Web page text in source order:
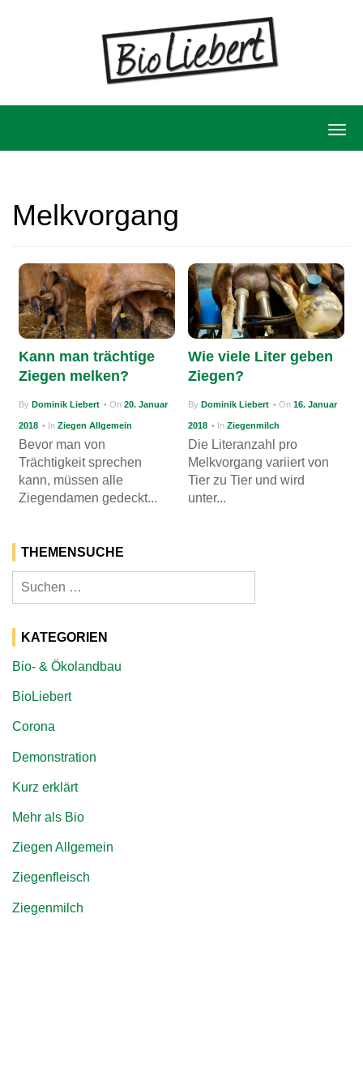
to
content
T
e
n
a
v
a
Melkvorgang
Kann man trächtige
Ziegen melken?
ByDominik Liebert • On20. Januar
2018 • InZiegen Allgemein
Bevor man von
Trächtigkeit sprechen
kann, müssen alle
Ziegendamen gedeckt...
Wie viele Liter geben
Ziegen?
ByDominik Liebert • On16. Januar
2018 • InZiegenmilch
Die Literanzahl pro
Melkvorgang variiert von
Tier zu Tier und wird
unter...
THEMENSUCHE
Suchen
nach:
KATEGORIEN
Bio- & Ökolandbau
BioLiebert
Corona
Demonstration
Kurz erklärt
Mehr als Bio
Ziegen Allgemein
Ziegenfleisch
Ziegenmilch